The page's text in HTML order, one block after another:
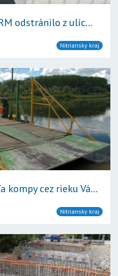
odstránilo z ulíc...
Nitriansky kraj
kompy cez rieku Vá...
Nitriansky kraj